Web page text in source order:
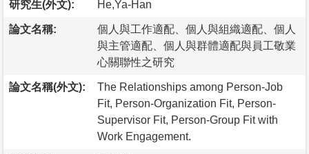
研究生(外文): He,Ya-Han
論文名稱:
個人與工作適配、個人與組織適配、個人
與主管適配、個人與群體適配與員工敬業
心關聯性之研究
論文名稱(外文):
The Relationships among Person-Job
Fit, Person-Organization Fit, Person-
Supervisor Fit, Person-Group Fit with
Work Engagement.